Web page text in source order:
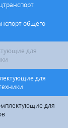
общего
для
для
для